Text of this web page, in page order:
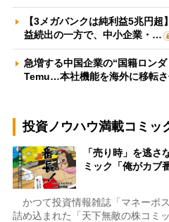
【3メガバンクは純利益5兆円
益続出の一方で、中小企業・…
急増する中国企業の“国籍ロン
Temu…本社機能を海外に移転
投資ノウハウ満載コミッ
「売り時」を逃
ミック「俺がカブ
かつて投資情報雑誌「マネーポ
詰め込まれた「天下無敵の株コミ